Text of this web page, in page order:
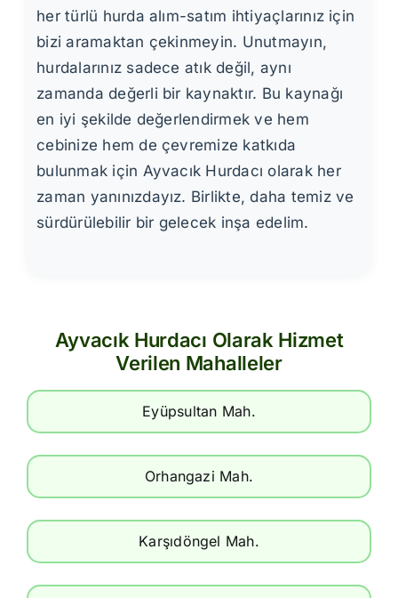
her türlü hurda alım-satım ihtiyaçlarınız için
bizi aramaktan çekinmeyin. Unutmayın,
hurdalarınız sadece atık değil, aynı
zamanda değerli bir kaynaktır. Bu kaynağı
en iyi şekilde değerlendirmek ve hem
cebinize hem de çevremize katkıda
bulunmak için Ayvacık Hurdacı olarak her
zaman yanınızdayız. Birlikte, daha temiz ve
sürdürülebilir bir gelecek inşa edelim.
Ayvacık Hurdacı Olarak Hizmet
Verilen Mahalleler
Eyüpsultan Mah.
Orhangazi Mah.
Karşıdöngel Mah.